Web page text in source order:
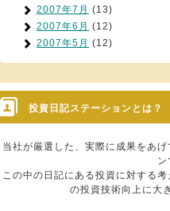
2007年7月 (13)
2007年6月 (12)
2007年5月 (12)
投資日記ステーションとは？
当社が厳選した、実際に成果をあ
ン
この中の日記にある投資に対する
の投資技術向上に大